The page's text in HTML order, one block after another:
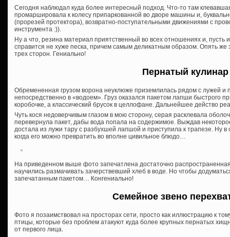
Сегодня наблюдал куда более интересный подход. Что-то там
промаршировала к колесу припаркованной во дворе машины и,
(прорезей протектора), возвратно-поступательными движениями с
инструмента :)).
Ну а что, резина материал приятственный во всех отношениях и, пусть
справится не хуже песка, причем самым деликатным образом. Опять же
трех сторон. Гениально!
Пернатый кулинар
Обремененная грузом ворона неуклюже приземлилась рядом с лужей и
непосредственно в «водоем». Груз оказался пакетом лапши быстрого
коробочке, а классический брусок в целлофане. Дальнейшее действо
Чуть кося недоверчивым глазом в мою сторону, серая расклевала
перевернула пакет, дабы вода попала на содержимое. Выждав
достала из лужи тару с разбухшей лапшой и приступила к трапезе. Ну
когда его можно превратить во вполне цивильное блюдо…
На приведенном выше фото запечатлена достаточно
научились размачивать зачерствевший хлеб в воде. Но чтобы
запечатанным пакетом… Конгениально!
Семейное звено
Фото я позаимствовал на просторах сети, просто как иллюстрацию к
птицы, которые без проблем атакуют куда более крупных пернатых
от первого лица.